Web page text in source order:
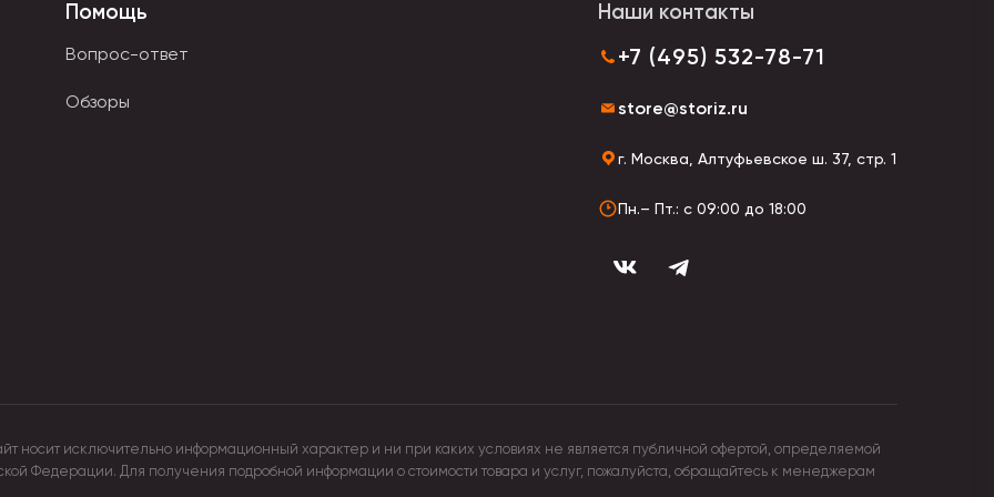
и вентиляционные отверстия. Такие модели чаще создаются для школьников и дошкольников.
рамами на спинной части аксессуара. Они рассчитаны на тяжелые нагрузки.
не только в спортивном варианте, но и в стиле кэжуал, в деловом или вечернем направлении. Они могут
Помощь
Вопрос-ответ
Обзоры
Наши контакты
+7 (495) 532-78-71
store@storiz.ru
г. Москва, Алтуфьевское ш. 37, стр. 1
Пн.– Пт.: с 09:00 до 18:00
носит исключительно информационный характер и ни при каких условиях не является публичной офертой, определяемой
Федерации. Для получения подробной информации о стоимости товара и услуг, пожалуйста, обращайтесь к менеджерам